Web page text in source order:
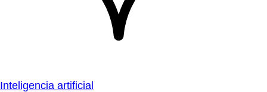
Inteligencia artificial